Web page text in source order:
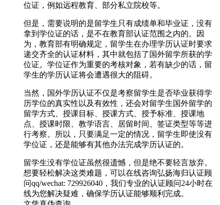
位证，例如远程教育、部分私立院校等。
但是，需要说明的是留学生只有成绩单和毕业证，没有
拿到学位证的话，是不在教育部认证范围之内的。因
为，教育部有明确规定，留学生在办理学历认证时要求
递交齐全的认证材料，其中就包括了国外留学所获的学
位证。学位证作为重要的考核对象，若有缺少的话，留
学生的学历认证将会遭遇很大的阻碍。
当然，国外学历认证不仅是考察留学生是否毕业获得学
历学位的真实性以及有效性，还会对留学生国外留学的
留学方式、授课目标、授课方式、授予标准、授课地
点、授课时限、教学语言、居留时间、签证类型等等进
行考察。所以，只要满足一定的情况，留学生即使没有
学位证，还是能够有其他办法完成学历认证的。
留学生没有学位证虽然很遗憾，但是绝不要轻言放弃。
想要轻松解决这类难题，可以在线咨询弘扬海归认证顾
问qq/wechat: 729926040，我们专业的认证顾问24小时在
线为您解决疑难，确保学历认证能够顺利完成。